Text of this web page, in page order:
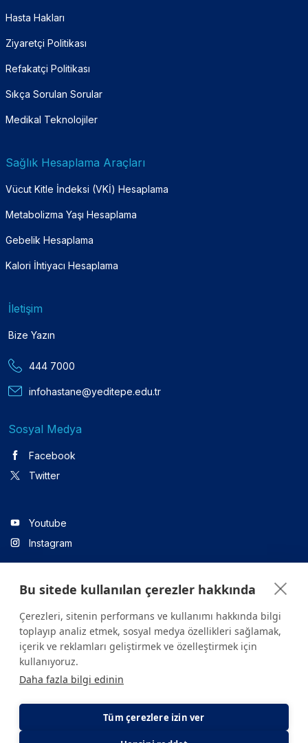
Hasta Hakları
Ziyaretçi Politikası
Refakatçi Politikası
Sıkça Sorulan Sorular
Medikal Teknolojiler
Sağlık Hesaplama Araçları
Vücut Kitle İndeksi (VKİ) Hesaplama
Metabolizma Yaşı Hesaplama
Gebelik Hesaplama
Kalori İhtiyacı Hesaplama
İletişim
Bize Yazın
444 7000
infohastane@yeditepe.edu.tr
Sosyal Medya
Facebook
Twitter
Youtube
Instagram
Linkedin
Sitede yer alan tüm içerikler yalnızca bilgilendirme amaçlıdır.
Sağlığınızla ilgili sorularınız için mutlaka doktoruza ya da bir sağlık
kuruluşuna başvurunuz.
Bu sitede kullanılan çerezler hakkında
Çerezleri, sitenin performans ve kullanımı hakkında bilgi
toplayıp analiz etmek, sosyal medya özellikleri sağlamak,
içerik ve reklamları geliştirmek ve özelleştirmek için
kullanıyoruz.
Daha fazla bilgi edinin
Tüm çerezlere izin ver